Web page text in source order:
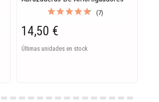
(7)
14,50 €
Últimas unidades en stock